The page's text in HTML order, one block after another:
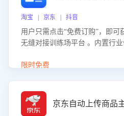
淘宝 | 京东 | 抖音
用户只需点击“免费订购”，即可
无缝对接训练场平台 。内置行
初始化时间，助力企业快速启动
限时免费
京东自动上传商品